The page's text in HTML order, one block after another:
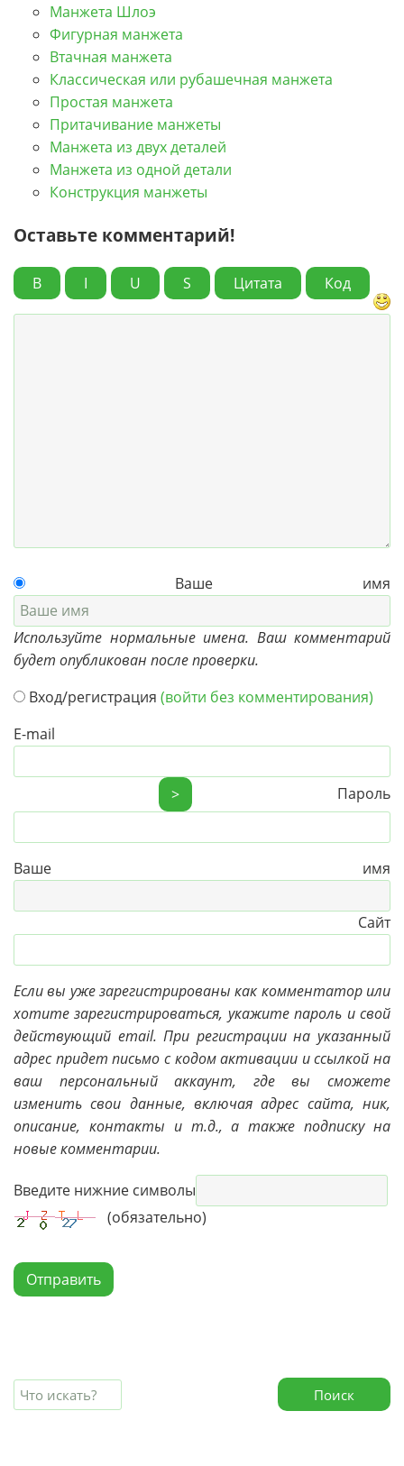
Манжета Шлоэ
Фигурная манжета
Втачная манжета
Классическая или рубашечная манжета
Простая манжета
Притачивание манжеты
Манжета из двух деталей
Манжета из одной детали
Конструкция манжеты
Оставьте комментарий!
B I U S Цитата Код
Ваше имя
Используйте нормальные имена. Ваш комментарий
будет опубликован после проверки.
Вход/регистрация (войти без комментирования)
E-mail
> Пароль
Ваше имя
Сайт
Если вы уже зарегистрированы как комментатор или
хотите зарегистрироваться, укажите пароль и свой
действующий email. При регистрации на указанный
адрес придет письмо с кодом активации и ссылкой на
ваш персональный аккаунт, где вы сможете
изменить свои данные, включая адрес сайта, ник,
описание, контакты и т.д., а также подписку на
новые комментарии.
Введите нижние символы
(обязательно)
Отправить
Поиск